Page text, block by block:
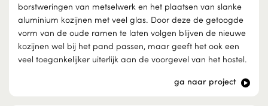
borstweringen van metselwerk en het plaatsen van slanke
aluminium kozijnen met veel glas. Door deze de getoogde
vorm van de oude ramen te laten volgen blijven de nieuwe
kozijnen wel bij het pand passen, maar geeft het ook een
veel toegankelijker uiterlijk aan de voorgevel van het hostel.
ga naar project